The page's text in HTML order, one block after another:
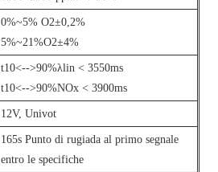
0%~5% O2±0,2%
5%~21%O2±4%
t10<-->90%λlin < 3550ms
t10<-->90%NOx < 3900ms
12V, Univot
165s Punto di rugiada al primo segnale
entro le specifiche